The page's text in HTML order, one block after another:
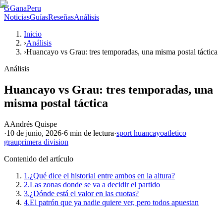
GGanaPeru
NoticiasGuíasReseñasAnálisis
Inicio
›Análisis
›Huancayo vs Grau: tres temporadas, una misma postal táctica
Análisis
Huancayo vs Grau: tres temporadas, una
misma postal táctica
AAndrés Quispe
·10 de junio, 2026·6 min de lectura·sport huancayoatletico
grauprimera division
Contenido del artículo
1.¿Qué dice el historial entre ambos en la altura?
2.Las zonas donde se va a decidir el partido
3.¿Dónde está el valor en las cuotas?
4.El patrón que ya nadie quiere ver, pero todos apuestan